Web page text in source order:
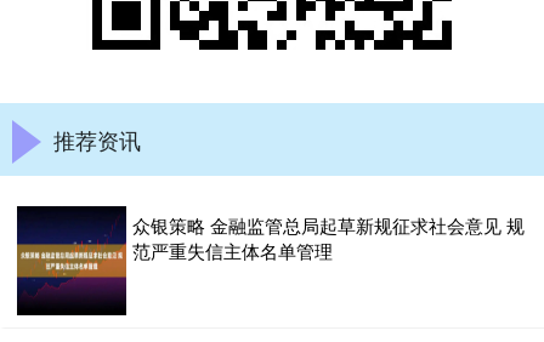
推荐资讯
众银策略 金融监管总局起草新规征求社会意见 规
范严重失信主体名单管理